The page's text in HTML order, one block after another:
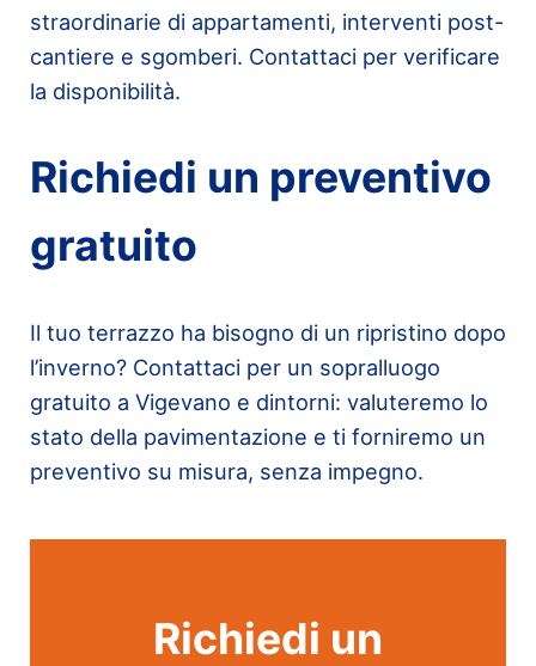
straordinarie di appartamenti, interventi post-
cantiere e sgomberi. Contattaci per verificare
la disponibilità.
Richiedi un preventivo
gratuito
Il tuo terrazzo ha bisogno di un ripristino dopo
l’inverno? Contattaci per un sopralluogo
gratuito a Vigevano e dintorni: valuteremo lo
stato della pavimentazione e ti forniremo un
preventivo su misura, senza impegno.
Richiedi un